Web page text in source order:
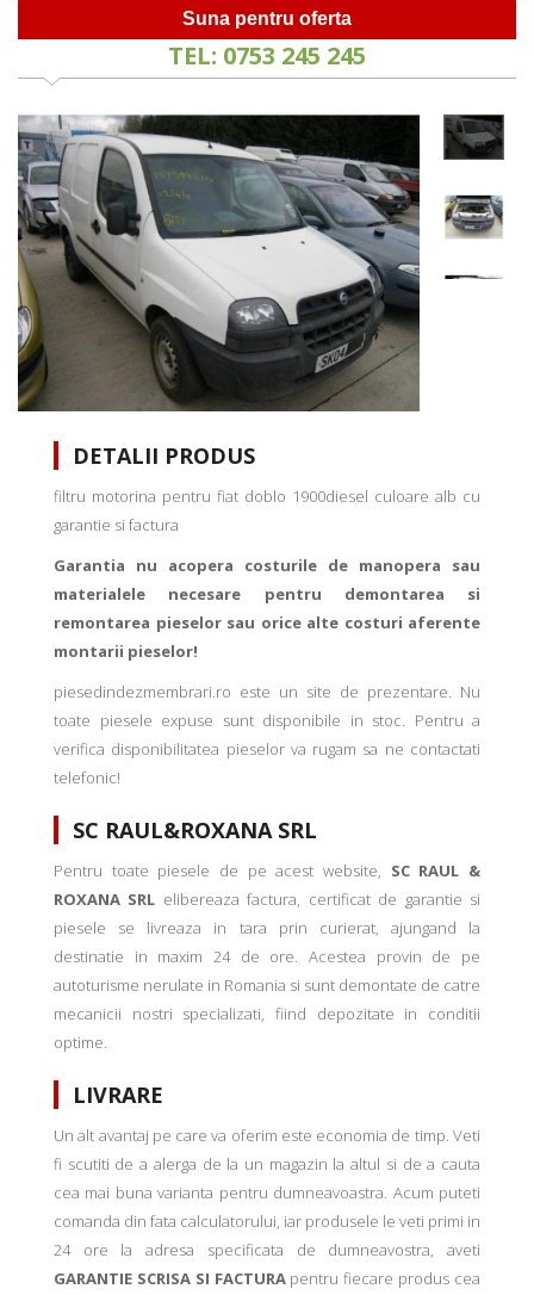
Suna pentru oferta
TEL: 0753 245 245
DETALII PRODUS
filtru motorina pentru fiat doblo 1900diesel culoare alb cu
garantie si factura
Garantia nu acopera costurile de manopera sau
materialele necesare pentru demontarea si
remontarea pieselor sau orice alte costuri aferente
montarii pieselor!
piesedindezmembrari.ro este un site de prezentare. Nu
toate piesele expuse sunt disponibile in stoc. Pentru a
verifica disponibilitatea pieselor va rugam sa ne contactati
telefonic!
SC RAUL&ROXANA SRL
Pentru toate piesele de pe acest website, SC RAUL &
ROXANA SRL elibereaza factura, certificat de garantie si
piesele se livreaza in tara prin curierat, ajungand la
destinatie in maxim 24 de ore. Acestea provin de pe
autoturisme nerulate in Romania si sunt demontate de catre
mecanicii nostri specializati, fiind depozitate in conditii
optime.
LIVRARE
Un alt avantaj pe care va oferim este economia de timp. Veti
fi scutiti de a alerga de la un magazin la altul si de a cauta
cea mai buna varianta pentru dumneavoastra. Acum puteti
comanda din fata calculatorului, iar produsele le veti primi in
24 ore la adresa specificata de dumneavostra, aveti
GARANTIE SCRISA SI FACTURApentru fiecare produs cea